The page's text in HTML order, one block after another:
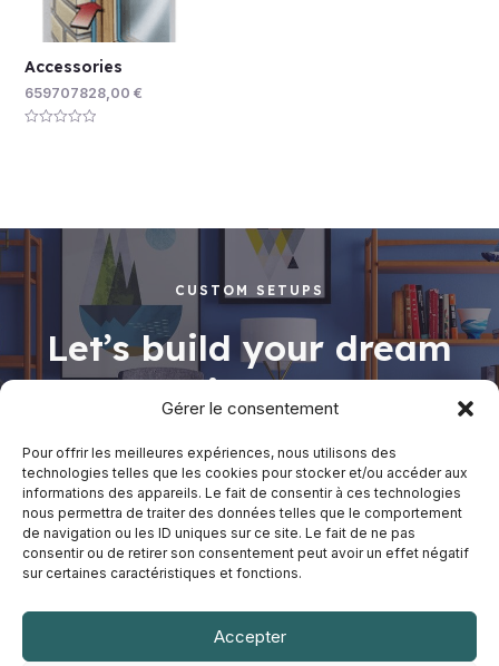
Gérer le consentement
Pour offrir les meilleures expériences, nous utilisons des
technologies telles que les cookies pour stocker et/ou accéder aux
informations des appareils. Le fait de consentir à ces technologies
nous permettra de traiter des données telles que le comportement
de navigation ou les ID uniques sur ce site. Le fait de ne pas
consentir ou de retirer son consentement peut avoir un effet négatif
sur certaines caractéristiques et fonctions.
Accepter
Accessories
659707828,00 €
CUSTOM SETUPS
Let’s build your dream
working space
Shop Now